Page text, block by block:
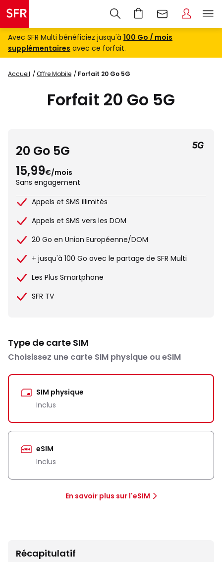
Avec SFR Multi bénéficiez jusqu'à 100 Go / mois
supplémentaires avec ce forfait.
Accueil Offre Mobile Forfait 20 Go 5G
Forfait 20 Go 5G
20 Go 5G
15,99€/mois
Sans engagement
Appels et SMS illimités
Appels et SMS vers les DOM
20 Go en Union Européenne/DOM
+ jusqu'à 100 Go avec le partage de SFR Multi
Les Plus Smartphone
SFR TV
Type de carte SIM
Choisissez une carte SIM physique ou eSIM
SIM physique
Inclus
eSIM
Inclus
En savoir plus sur l'eSIM
Récapitulatif